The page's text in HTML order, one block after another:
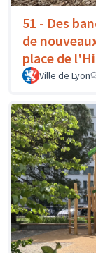
51 - Des
de
place de
Ville de Lyon